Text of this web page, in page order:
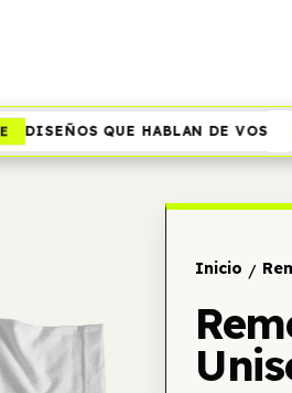
DISEÑOS QUE HABLAN DE VOS
Inicio /